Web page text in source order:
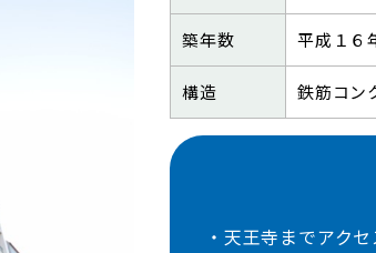
築年数 平成１６
構造 鉄筋コン
・天王寺までアク